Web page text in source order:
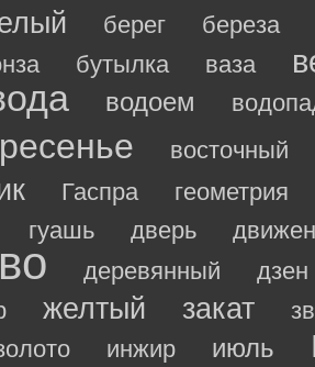
берег
береза
бутылка ваза
водоем
восточный
Гаспра геометрия
гуашь дверь
деревянный
дзен
желтый закат
инжир июль